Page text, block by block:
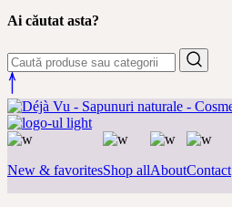
Ai căutat asta?
New & favoritesShop allAboutContact